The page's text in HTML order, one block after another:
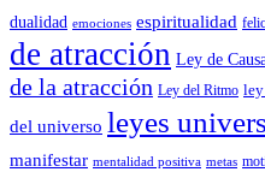
dualidad emociones espiritualidad
de atracción Ley de
de la atracción Ley del Ritmo
del universo leyes
manifestar mentalidad positiva metas